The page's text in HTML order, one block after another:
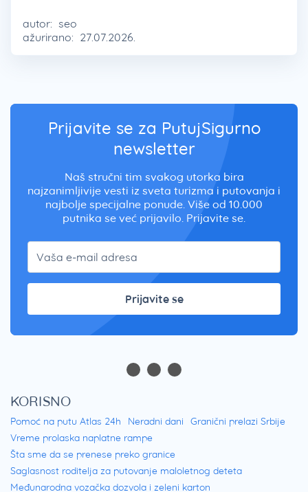
autor: seo
ažurirano: 27.07.2026.
Prijavite se za PutujSigurno
newsletter
Naš stručni tim svakog utorka bira
najzanimljivije vesti iz sveta turizma i putovanja i
najbolje specijalne ponude. Više od 10.000
putnika se već prijavilo. Prijavite se.
Prijavite se
KORISNO
Pomoć na putu Atlas 24h Neradni dani
Granični prelazi Srbije
Vreme prolaska naplatne rampe
Šta sme da se prenese preko granice
Saglasnost roditelja za putovanje maloletnog deteta
Međunarodna vozačka dozvola i zeleni karton